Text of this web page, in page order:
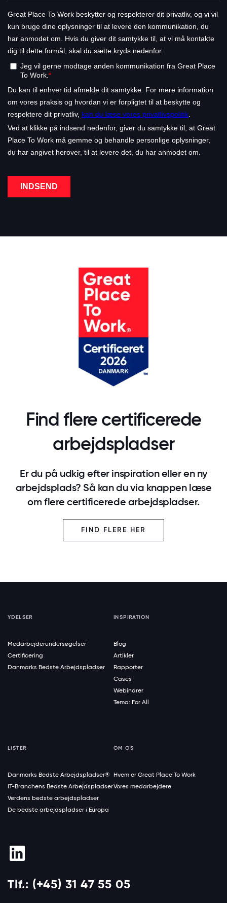
Find flere certificerede
arbejdspladser
Er du på udkig efter inspiration eller en ny
arbejdsplads? Så kan du via knappen læse
om flere certificerede arbejdspladser.
FIND FLERE HER
YDELSER
Medarbejderundersøgelser
Certificering
Danmarks Bedste Arbejdspladser
INSPIRATION
Blog
Artikler
Rapporter
Cases
Webinarer
Tema: For All
LISTER
Danmarks Bedste Arbejdspladser®
IT-Branchens Bedste Arbejdspladser
Verdens bedste arbejdspladser
De bedste arbejdspladser i Europa
OM OS
Hvem er Great Place To Work
Vores medarbejdere
Tlf.: (+45) 31 47 55 05